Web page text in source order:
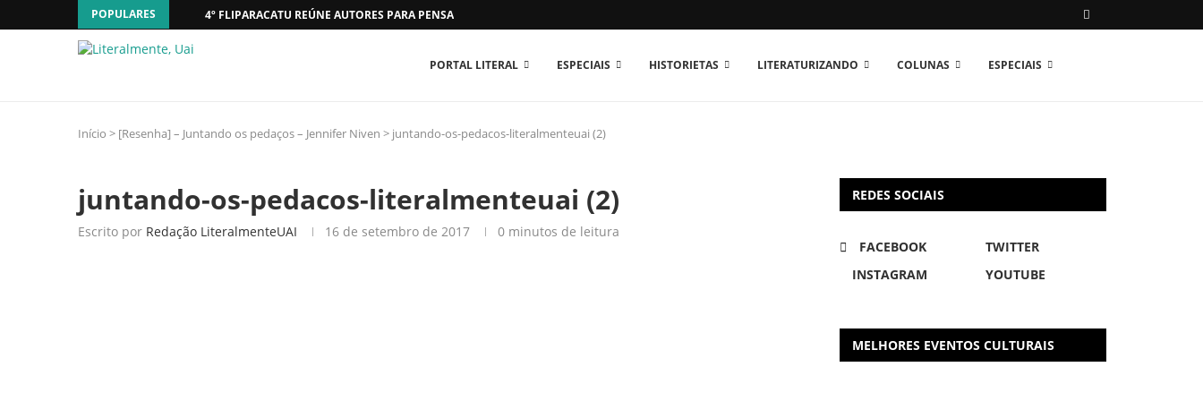
POPULARES 4º FLIPARACATU REÚNE AUTORES PARA PENSAR O MUNDO...
PORTAL LITERAL ESPECIAIS HISTORIETAS LITERATURIZANDO COLUNAS ESPECIAIS
Início > [Resenha] – Juntando os pedaços – Jennifer Niven > juntando-os-pedacos-literalmenteuai (2)
juntando-os-pedacos-literalmenteuai (2)
Escrito por Redação LiteralmenteUAI 16 de setembro de 2017 0 minutos de leitura
REDES SOCIAIS
FACEBOOK
TWITTER
INSTAGRAM
YOUTUBE
MELHORES EVENTOS CULTURAIS